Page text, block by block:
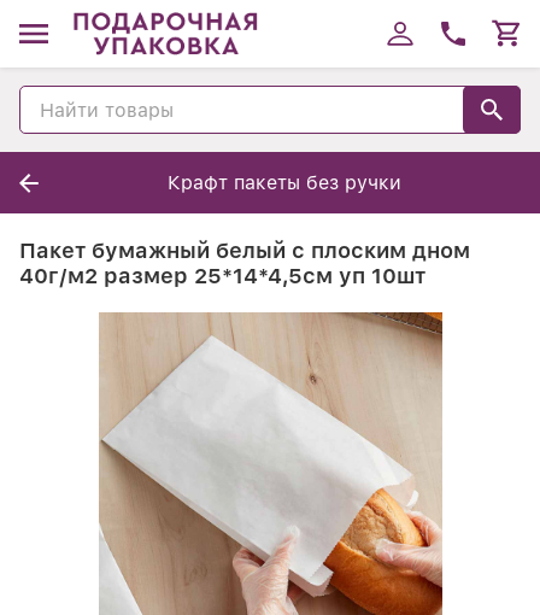
Крафт пакеты без ручки
Пакет бумажный белый с плоским дном
40г/м2 размер 25*14*4,5см уп 10шт